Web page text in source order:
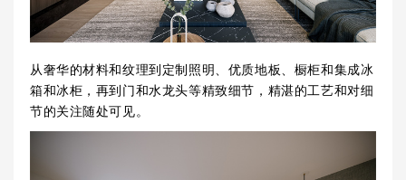
从奢华的材料和纹理到定制照明、优质地板、橱柜和集成冰
箱和冰柜，再到门和水龙头等精致细节，精湛的工艺和对细
节的关注随处可见。